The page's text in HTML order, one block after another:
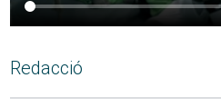
Redacció